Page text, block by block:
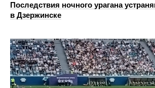
Последствия ночного урагана
в Дзержинске